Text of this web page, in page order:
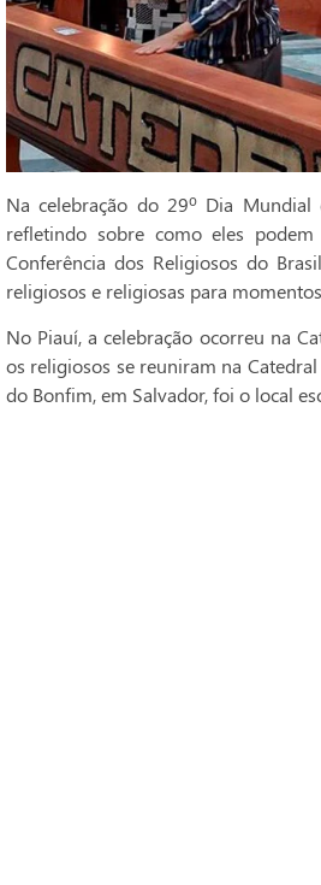
Na celebração do 29º Dia Mundial
refletindo sobre como eles
Conferência dos Religiosos do
religiosos e religiosas para
No Piauí, a celebração ocorreu na
os religiosos se reuniram na
do Bonfim, em Salvador, foi o local